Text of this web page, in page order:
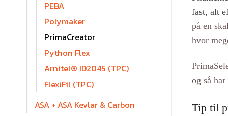
PEBA
Polymaker
PrimaCreator
Python Flex
Arnitel® ID2045 (TPC)
FlexiFil (TPC)
ASA + ASA Kevlar & Carbon
fast, alt
på en
hvor
og så
Tip til